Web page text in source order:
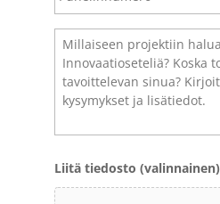
Kysymykset
ja
lisätiedot *
Liitä tiedosto (valinnainen)